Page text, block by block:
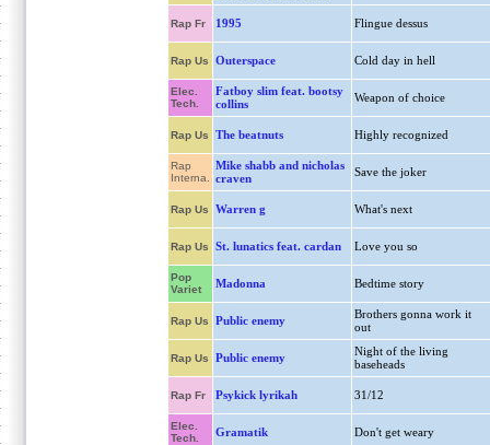
Rap Fr 1995 Flingue dessus
Rap Us Outerspace Cold day in hell
Elec.
Tech.
Fatboy slim feat. bootsy
collins
Weapon of choice
Rap Us The beatnuts Highly recognized
Rap
Interna.
Mike shabb and nicholas
craven
Save the joker
Rap Us Warren g What's next
Rap Us St. lunatics feat. cardan Love you so
Pop
Variet
Madonna Bedtime story
Rap Us Public enemy
Brothers gonna work it
out
Rap Us Public enemy
Night of the living
baseheads
Rap Fr Psykick lyrikah 31/12
Elec.
Tech.
Gramatik Don't get weary